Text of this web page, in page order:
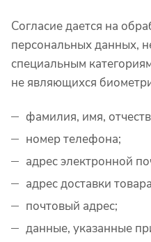
Согласие дается на
персональных данных,
специальным
не являющихся
фамилия, имя,
номер телефона;
адрес электронной
адрес доставки
почтовый адрес;
данные, указанные